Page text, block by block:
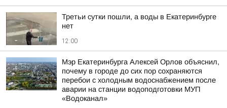
Третьи сутки пошли, а воды в Екатеринбурге
нет
12:00
Мэр Екатеринбурга Алексей Орлов объяснил,
почему в городе до сих пор сохраняются
перебои с холодным водоснабжением после
аварии на станции водоподготовки МУП
«Водоканал»